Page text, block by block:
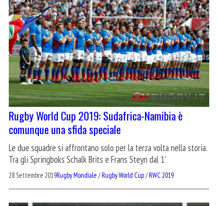
Rugby World Cup 2019: Sudafrica-Namibia è
comunque una sfida speciale
Le due squadre si affrontano solo per la terza volta nella storia.
Tra gli Springboks Schalk Brits e Frans Steyn dal 1'
28 Settembre 2019Rugby Mondiale /Rugby World Cup/RWC 2019